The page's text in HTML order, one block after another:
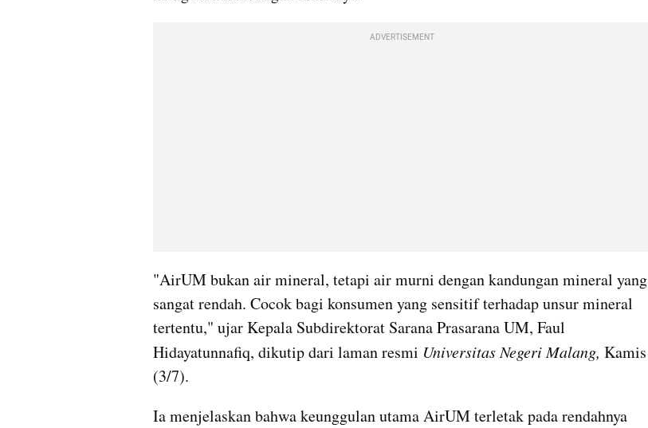
ADVERTISEMENT
"AirUM bukan air mineral, tetapi air murni dengan kandungan mineral yang
sangat rendah. Cocok bagi konsumen yang sensitif terhadap unsur mineral
tertentu," ujar Kepala Subdirektorat Sarana Prasarana UM, Faul
Hidayatunnafiq, dikutip dari laman resmi Universitas Negeri Malang, Kamis
(3/7).
Ia menjelaskan bahwa keunggulan utama AirUM terletak pada rendahnya